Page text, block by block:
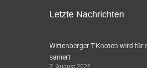
Letzte Nachrichten
Wittenberger T-Knoten wird für
saniert
7. August 2026